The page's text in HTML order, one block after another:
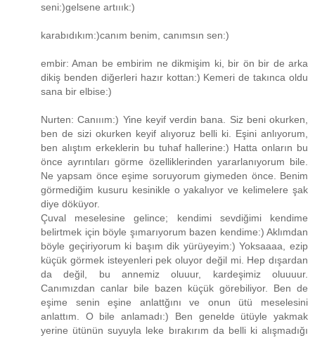
seni:)gelsene artııık:)
karabıdıkım:)canım benim, canımsın sen:)
embir: Aman be embirim ne dikmişim ki, bir ön bir de arka
dikiş benden diğerleri hazır kottan:) Kemeri de takınca oldu
sana bir elbise:)
Nurten: Canııım:) Yine keyif verdin bana. Siz beni okurken,
ben de sizi okurken keyif alıyoruz belli ki. Eşini anlıyorum,
ben alıştım erkeklerin bu tuhaf hallerine:) Hatta onların bu
önce ayrıntıları görme özelliklerinden yararlanıyorum bile.
Ne yapsam önce eşime soruyorum giymeden önce. Benim
görmediğim kusuru kesinikle o yakalıyor ve kelimelere şak
diye döküyor.
Çuval meselesine gelince; kendimi sevdiğimi kendime
belirtmek için böyle şımarıyorum bazen kendime:) Aklımdan
böyle geçiriyorum ki başım dik yürüyeyim:) Yoksaaaa, ezip
küçük görmek isteyenleri pek oluyor değil mi. Hep dışardan
da değil, bu annemiz oluuur, kardeşimiz oluuuur.
Canımızdan canlar bile bazen küçük görebiliyor. Ben de
eşime senin eşine anlattğını ve onun ütü meselesini
anlattım. O bile anlamadı:) Ben genelde ütüyle yakmak
yerine ütünün suyuyla leke bırakırım da belli ki alışmadığı